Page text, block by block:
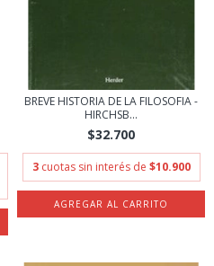
BREVE HISTORIA DE LA FILOSOFIA -
HIRCHSB...
$32.700
3 cuotas sin interés de $10.900